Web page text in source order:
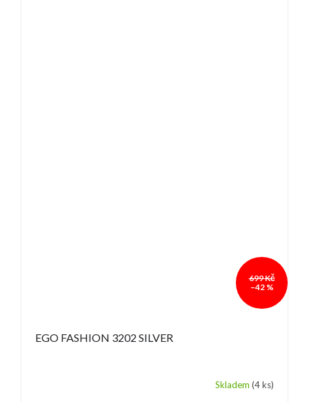
699 Kč
–42 %
EGO FASHION 3202 SILVER
Skladem (4 ks)